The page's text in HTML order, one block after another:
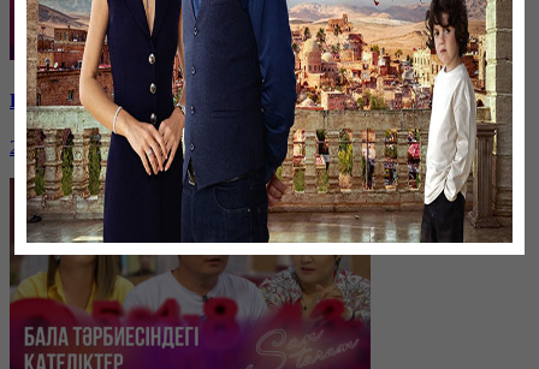
Қарыздан қалай құтыламын? | СанТарам
29 июня, 13:00